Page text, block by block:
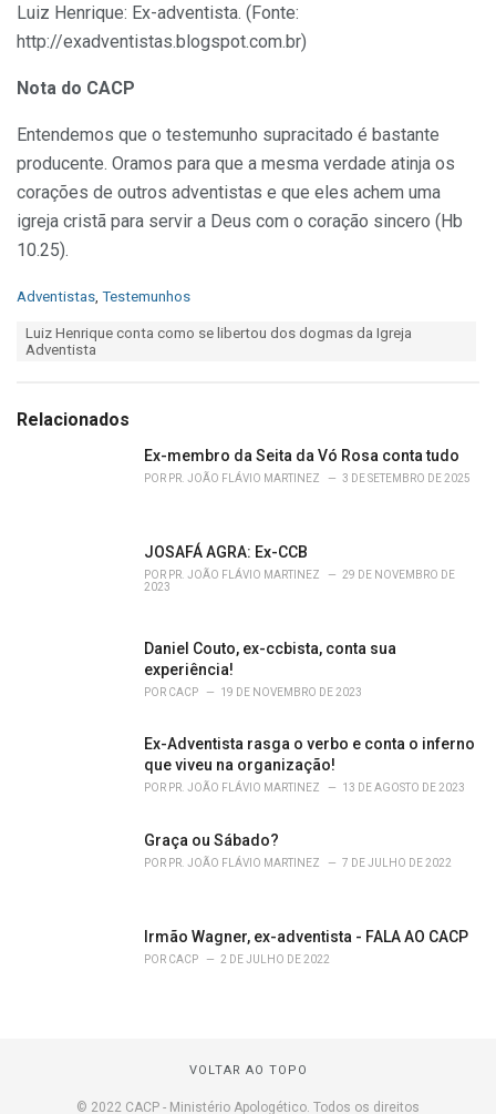
Luiz Henrique: Ex-adventista. (Fonte:
http://exadventistas.blogspot.com.br)
Nota do CACP
Entendemos que o testemunho supracitado é bastante
producente. Oramos para que a mesma verdade atinja os
corações de outros adventistas e que eles achem uma
igreja cristã para servir a Deus com o coração sincero (Hb
10.25).
C
r
Adventistas Testemunhos
:
Luiz Henrique conta como se libertou dos dogmas da Igreja
Adventista
Relacionados
Ex-membro da Seita da Vó Rosa conta tudo
POR PR. JOÃO FLÁVIO MARTINEZ 3 DE SETEMBRO DE 2025
JOSAFÁ AGRA: Ex-CCB
POR PR. JOÃO FLÁVIO MARTINEZ
29 DE NOVEMBRO DE
2023
Daniel Couto, ex-ccbista, conta sua
experiência!
POR CACP 19 DE NOVEMBRO DE 2023
Ex-Adventista rasga o verbo e conta o inferno
que viveu na organização!
POR PR. JOÃO FLÁVIO MARTINEZ 13 DE AGOSTO DE 2023
Graça ou Sábado?
POR PR. JOÃO FLÁVIO MARTINEZ 7 DE JULHO DE 2022
Irmão Wagner, ex-adventista - FALA AO CACP
POR CACP 2 DE JULHO DE 2022
VOLTAR AO TOPO
© 2022 CACP - Ministério Apologético. Todos os direitos